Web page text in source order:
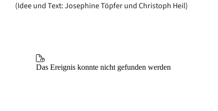
(Idee und Text: Josephine Töpfer und Christoph Heil)